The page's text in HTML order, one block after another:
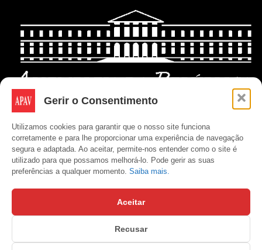
Gerir o Consentimento
Utilizamos cookies para garantir que o nosso site funciona
corretamente e para lhe proporcionar uma experiência de navegação
segura e adaptada. Ao aceitar, permite-nos entender como o site é
utilizado para que possamos melhorá-lo. Pode gerir as suas
preferências a qualquer momento. Saiba mais.
Aceitar
Recusar